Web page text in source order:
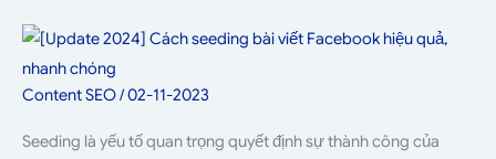
Content SEO/02-11-2023
Seeding là yếu tố quan trọng quyết định sự thành công của